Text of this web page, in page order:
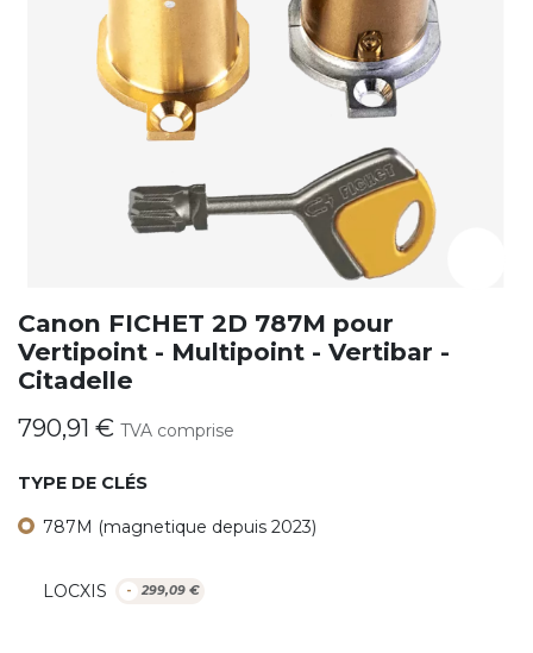
Canon FICHET 2D 787M pour
Vertipoint - Multipoint - Vertibar -
Citadelle
790,91 € TVA comprise
TYPE DE CLÉS
787M (magnetique depuis 2023)
LOCXIS - 299,09 €